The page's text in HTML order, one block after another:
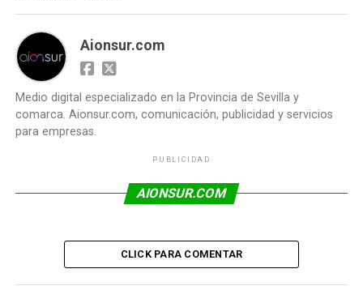
Aionsur.com
Medio digital especializado en la Provincia de Sevilla y
comarca. Aionsur.com, comunicación, publicidad y servicios
para empresas.
PUBLICIDAD
AIONSUR.COM
CLICK PARA COMENTAR